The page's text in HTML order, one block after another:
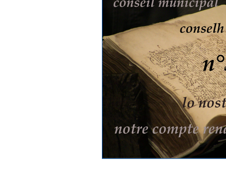
Caméra de
Subventions aux associations